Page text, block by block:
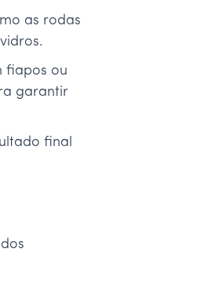
as rodas
fiapos ou
garantir
final